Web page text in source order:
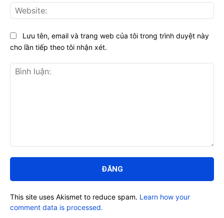
luận:
Lưu tên, email và trang web của tôi trong trình duyệt này
cho lần tiếp theo tôi nhận xét.
This site uses Akismet to reduce spam. Learn how your
comment data is processed.